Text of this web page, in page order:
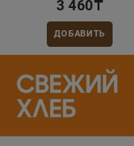
3 460₸
ДОБАВИТЬ